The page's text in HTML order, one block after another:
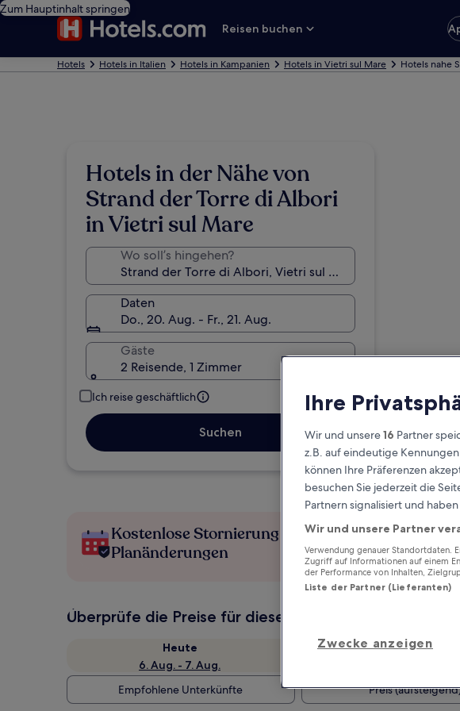
Zum Hauptinhalt springen
Reisen buchen
Hotels Hotels in Italien Hotels in Kampanien Hotels in Vietri sul Mare Hotels nahe
Hotels in der Nähe von
Strand der Torre di Albori
in Vietri sul Mare
Wo soll’s hingehen?
Daten
Do., 20. Aug. - Fr., 21. Aug.
Gäste
2 Reisende, 1 Zimmer
Ich reise geschäftlich
Suchen
Kostenlose Stornierung bei
Planänderungen
Überprüfe die Preise für diese Daten
Heute
6. Aug. - 7. Aug.
Morgen
Empfohlene Unterkünfte
Preis
Ihre
Wir und unsere16 Partner
z.B. auf eindeutige
können Ihre Präferenzen
besuchen Sie jederzeit die
Partnern signalisiert und
Wir und unsere Partner
Verwendung genauer Standortdaten.
Zugriff auf Informationen auf einem
der Performance von Inhalten,
Liste der Partner (Lieferanten)
Zwecke anzeigen